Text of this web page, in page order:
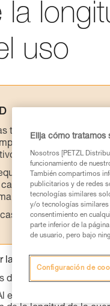
la
uso
técnicas de los
la información
una formación y
para
autónoma.
relacionadas con su
cuerda se va
de la cuerda, ya que
envejecer, la cuerda
Elija cómo tratamos
Nosotros [PETZL
funcionamiento de
También compartimos
publicitarios y de redes
tecnologías similares
y/o tecnologías similares
consentimiento en
parte inferior de la
de usuario, pero bajo
Configuración de